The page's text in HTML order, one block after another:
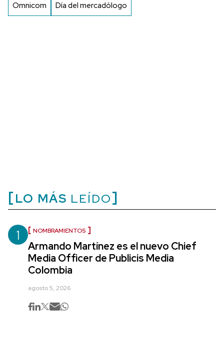
Omnicom Día del mercadólogo
LO MÁS LEÍDO
1 NOMBRAMIENTOS
Armando Martínez es el nuevo Chief
Media Officer de Publicis Media
Colombia
agosto 5, 2026